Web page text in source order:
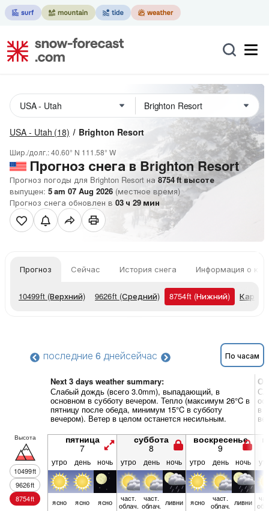
USA - Utah (18) Brighton Resort
Шир./долг.:40.60° N 111.58° W
Прогноз снега в Brighton Resort
Прогноз погоды для Brighton Resort на 8754ftвысоте
выпущен: 5 am 07 Aug 2026 (местное время)
Прогноз снега обновлен в 03 ч 29 мин
Прогноз Сейчас История снега Информация о
10499ft (Верхний) 9626ft (Средний) 8754ft (Нижний) Карты
последние 6 днейсейчас По часам
Next 3 days weather summary:
Слабый дождь (всего 3.0mm), выпадающий, в
основном в субботу вечером. Тепло (максимум 26°C в
пятницу после обеда, минимум 15°C в субботу
вечером). Ветер в целом останется несильным.
в
Высота
10499ft
9626ft
8754ft
пятница
7
суббота
8
воскресенье
9
утро день ночь утро день ночь утро день ночь
ясно ясно ясно част.
облач.
част.
облач. ливни ясно част.
облач. ливни